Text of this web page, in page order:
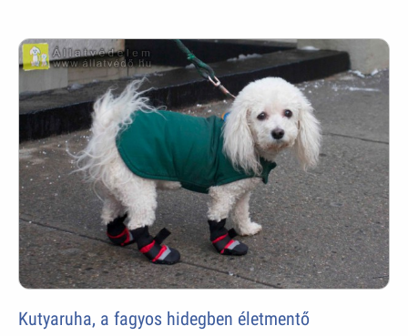
Kutyaruha, a fagyos hidegben életmentő